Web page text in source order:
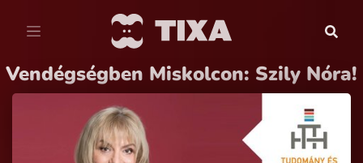
Vendégségben Miskolcon: Szily Nóra!